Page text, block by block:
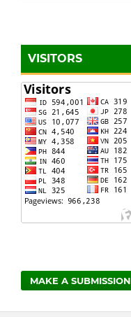
VISITORS
MAKE A SUBMISSION